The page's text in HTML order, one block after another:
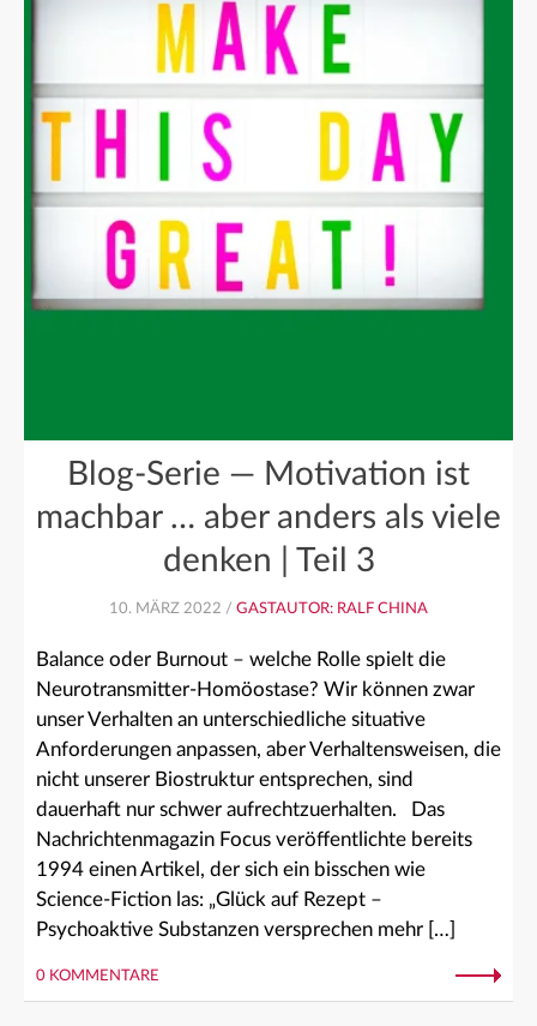
Blog-Serie — Motivation ist
machbar … aber anders als viele
denken | Teil 3
10. MÄRZ 2022 / GASTAUTOR: RALF CHINA
Balance oder Burnout – welche Rolle spielt die
Neurotransmitter-Homöostase? Wir können zwar
unser Verhalten an unterschiedliche situative
Anforderungen anpassen, aber Verhaltensweisen, die
nicht unserer Biostruktur entsprechen, sind
dauerhaft nur schwer aufrechtzuerhalten. Das
Nachrichtenmagazin Focus veröffentlichte bereits
1994 einen Artikel, der sich ein bisschen wie
Science-Fiction las: „Glück auf Rezept –
Psychoaktive Substanzen versprechen mehr […]
0 KOMMENTARE